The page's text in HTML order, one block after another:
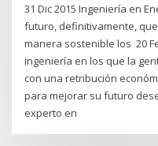
31 Dic 2015 Ingeniería en
futuro, definitivamente,
manera sostenible los 20
ingeniería en los que la
con una retribución
para mejorar su futuro
experto en